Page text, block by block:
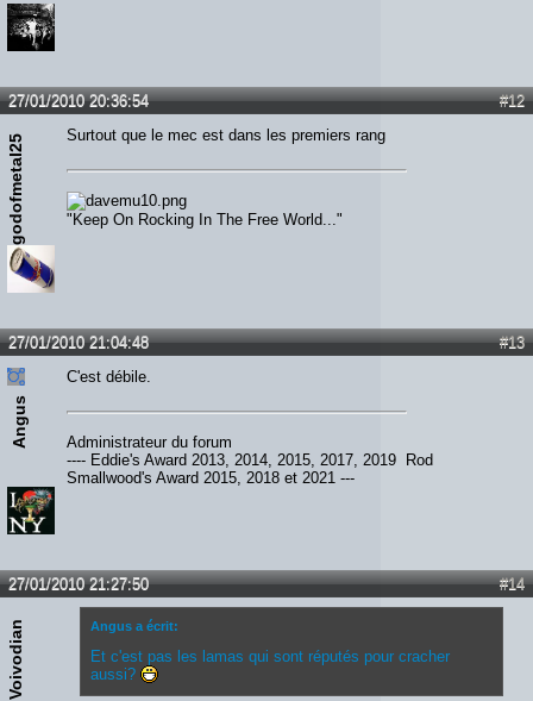
#12
27/01/2010 20:36:54
godofmetal25 Surtout que le mec est dans les premiers rang
"Keep On Rocking In The Free World..."
#13
27/01/2010 21:04:48
Angus
C'est débile.
Administrateur du forum
---- Eddie's Award 2013, 2014, 2015, 2017, 2019 Rod
Smallwood's Award 2015, 2018 et 2021 ---
#14
27/01/2010 21:27:50
Voivodian Angus a écrit:
Et c'est pas les lamas qui sont réputés pour cracher
aussi?